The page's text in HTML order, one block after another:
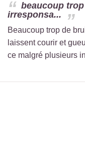
beaucoup
irresponsa...
Beaucoup trop de
laissent courir et
ce malgré plusieurs